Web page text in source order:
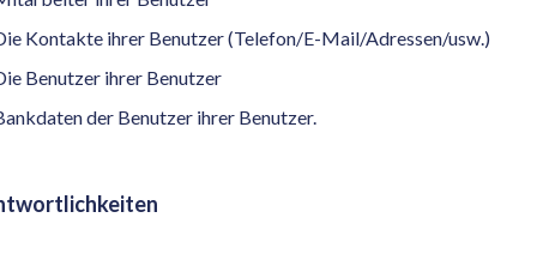
Kontakte ihrer Benutzer (Telefon/E-Mail/Adressen/usw.)
Benutzer ihrer Benutzer
der Benutzer ihrer Benutzer.